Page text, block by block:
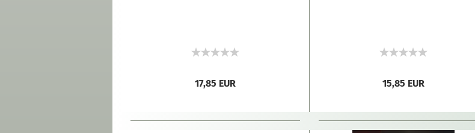
17,85 EUR 15,85 EUR